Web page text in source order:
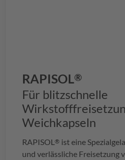
RAPISOL®
Für blitzschnelle
Weichkapseln
RAPISOL ® ist eine
und verlässliche Freisetzung